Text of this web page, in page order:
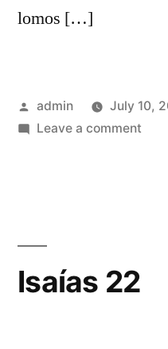
lomos […]
Posted
by
admin July 10,
Leave a commenton
Isaías 22